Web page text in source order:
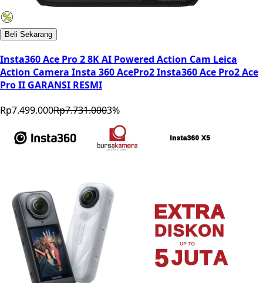
Beli Sekarang
Insta360 Ace Pro 2 8K AI Powered Action Cam Leica
Action Camera Insta 360 AcePro2 Insta360 Ace Pro2 Ace
Pro II GARANSI RESMI
Rp7.499.000Rp7.731.0003%